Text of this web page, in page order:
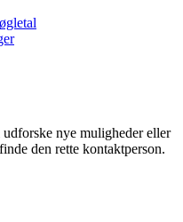
nye muligheder eller
den rette kontaktperson.